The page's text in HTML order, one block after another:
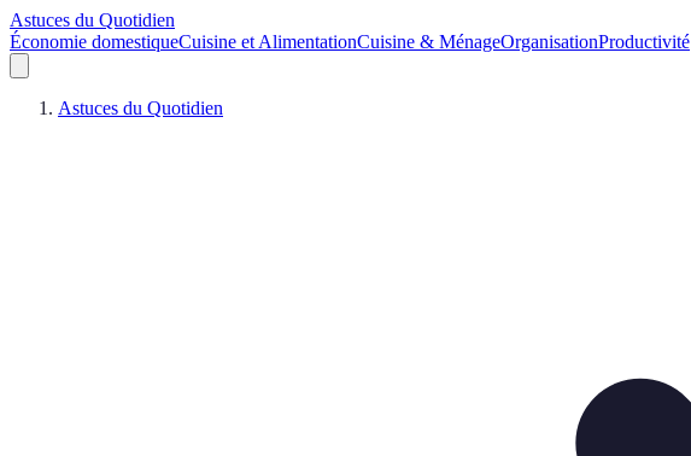
Astuces du Quotidien
Économie domestiqueCuisine et AlimentationCuisine & MénageOrganisationProductivité
Astuces du Quotidien